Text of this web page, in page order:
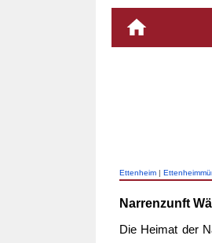
Ettenheim |
Narrenzunft
Die Heimat der